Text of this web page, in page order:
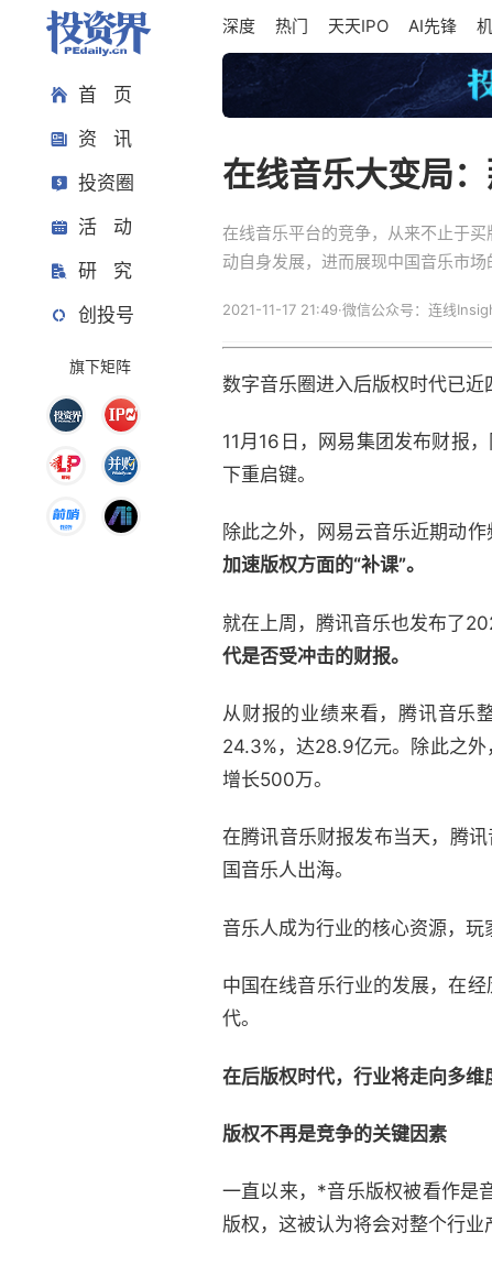
首 页
资 讯
投资圈
活 动
研 究
创投号
旗下矩阵
深度 热门 天天IPO AI先锋
在线音乐大变局
在线音乐平台的竞争，从来不止于
动自身发展，进而展现中国音乐市场
2021-11-17 21:49·微信公众号：连线
数字音乐圈进入后版权时代已近
11月16日，网易集团发布财报
下重启键。
除此之外，网易云音乐近期动作
加速版权方面的“补课”。
就在上周，腾讯音乐也发布了
代是否受冲击的财报。
从财报的业绩来看，腾讯音乐
24.3%，达28.9亿元。除此之
增长500万。
在腾讯音乐财报发布当天，腾
国音乐人出海。
音乐人成为行业的核心资源，玩
中国在线音乐行业的发展，在
代。
在后版权时代，行业将走向多维
版权不再是竞争的关键因素
一直以来，*音乐版权被看作是
版权，这被认为将会对整个行业